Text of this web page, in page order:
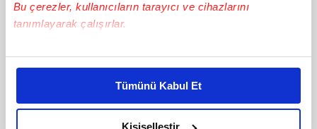
Bu çerezler, kullanıcıların tarayıcı ve cihazlarını
tanımlayarak çalışırlar.
Bu çerezlere izin vermeniz halinde sizlere özel
daha iyi reklam deneyimi yaşatabiliriz. Bunu yaparken
amacımızın size daha iyi bir reklam deneyimi sunmak
olduğunu ve sizlere en iyi içerikleri sunabilmek adına
Tümünü Kabul Et
Kişiselleştir
Bunlar da Var